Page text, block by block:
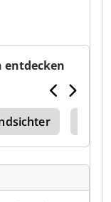
entdecken